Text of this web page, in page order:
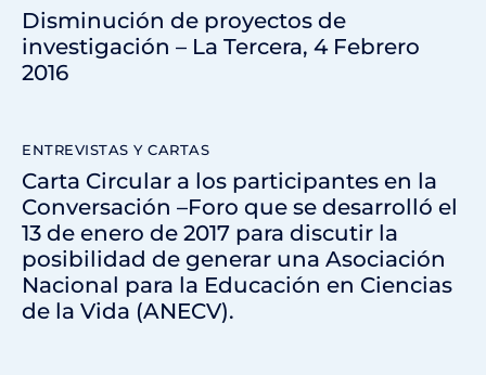
Disminución de proyectos de
investigación – La Tercera, 4 Febrero
2016
ENTREVISTAS Y CARTAS
Carta Circular a los participantes en la
Conversación –Foro que se desarrolló el
13 de enero de 2017 para discutir la
posibilidad de generar una Asociación
Nacional para la Educación en Ciencias
de la Vida (ANECV).